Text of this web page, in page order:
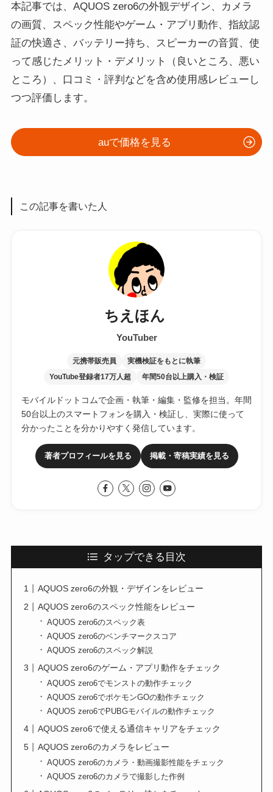
本記事では、AQUOS zero6の外観デザイン、カメラ
の画質、スペック性能やゲーム・アプリ動作、指紋認
証の快適さ、バッテリー持ち、スピーカーの音質、使
って感じたメリット・デメリット（良いところ、悪い
ところ）、口コミ・評判などを含め使用感レビューし
つつ評価します。
auで価格を見る
この記事を書いた人
ちえほん
YouTuber
元携帯販売員 実機検証をもとに執筆
YouTube登録者17万人超 年間50台以上購入・検証
モバイルドットコムで企画・執筆・編集・監修を担当。年間
50台以上のスマートフォンを購入・検証し、実際に使って
分かったことを分かりやすく発信しています。
著者プロフィールを見る 掲載・寄稿実績を見る
タップできる目次
AQUOS zero6の外観・デザインをレビュー
AQUOS zero6のスペック性能をレビュー
AQUOS zero6のスペック表
AQUOS zero6のベンチマークスコア
AQUOS zero6のスペック解説
AQUOS zero6のゲーム・アプリ動作をチェック
AQUOS zero6でモンストの動作チェック
AQUOS zero6でポケモンGOの動作チェック
AQUOS zero6でPUBGモバイルの動作チェック
AQUOS zero6で使える通信キャリアをチェック
AQUOS zero6のカメラをレビュー
AQUOS zero6のカメラ・動画撮影性能をチェック
AQUOS zero6のカメラで撮影した作例